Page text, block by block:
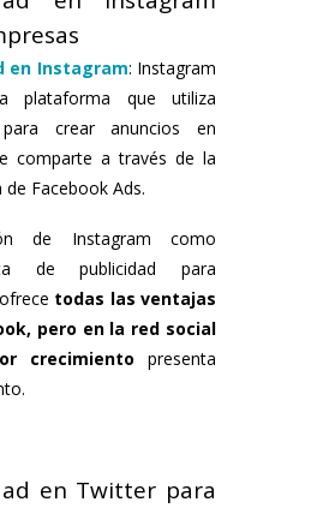
en Instagram: Instagram
plataforma que utiliza
crear anuncios en
comparte a través de la
Facebook Ads.
de Instagram como
de publicidad para
todas las ventajas
pero en la red social
crecimiento presenta
en Twitter para